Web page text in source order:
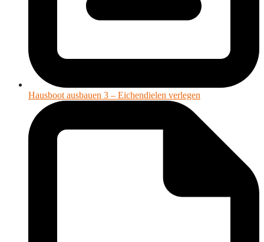
Hausboot ausbauen 3 – Eichendielen verlegen